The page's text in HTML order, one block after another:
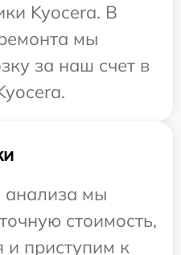
Kyocera. В
мы
за наш счет в
анализа мы
стоимость,
и приступим к